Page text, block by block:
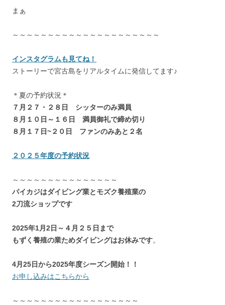
まぁ
～～～～～～～～～～～～～～～～～～～～～
インスタグラムも見てね！
ストーリーで宮古島をリアルタイムに発信してます♪
＊夏の予約状況＊
７月２７・２８日 シッターのみ満員
８月１０日～１６日 満員御礼で締め切り
８月１７日~２０日 ファンのみあと２名
２０２５年度の予約状況
～～～～～～～～～～～～～～～
パイカジはダイビング業とモズク養殖業の
2刀流ショップです
2025年1月2日～４月２５日まで
もずく養殖の業ためダイビングはお休みです。
4月25日から2025年度シーズン開始！！
お申し込みはこちらから
～～～～～～～～～～～～～～～～～～